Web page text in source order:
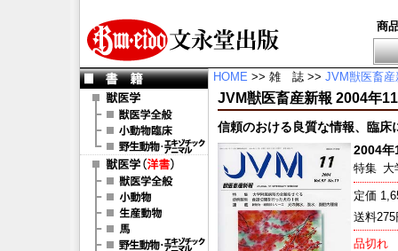
商
HOME >> 雑 誌 >> JVM獣医畜産
JVM獣医畜産新報 2004年
信頼のおける良質な情報、臨
2004年
特集 大
定価
送料
品切れ